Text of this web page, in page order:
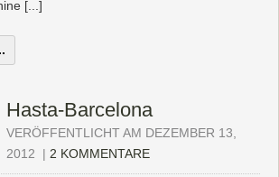
[...]
Hasta-Barcelona
VERÖFFENTLICHT AM DEZEMBER 13,
2012
| 2 KOMMENTARE